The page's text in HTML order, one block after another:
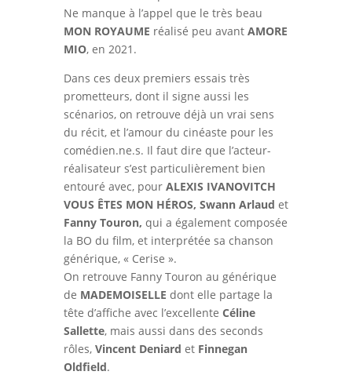
Ne manque à l’appel que le très beau
MON ROYAUME réalisé peu avant AMORE
MIO, en 2021.
Dans ces deux premiers essais très
prometteurs, dont il signe aussi les
scénarios, on retrouve déjà un vrai sens
du récit, et l’amour du cinéaste pour les
comédien.ne.s. Il faut dire que l’acteur-
réalisateur s’est particulièrement bien
entouré avec, pour ALEXIS IVANOVITCH
VOUS ÊTES MON HÉROS, Swann Arlaud et
Fanny Touron, qui a également composée
la BO du film, et interprétée sa chanson
générique, « Cerise ».
On retrouve Fanny Touron au générique
de MADEMOISELLE dont elle partage la
tête d’affiche avec l’excellente Céline
Sallette, mais aussi dans des seconds
rôles, Vincent Deniard et Finnegan
Oldfield.